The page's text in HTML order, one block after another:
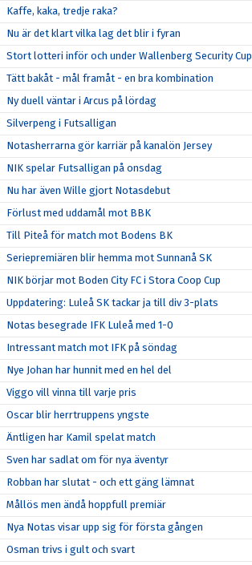
Kaffe, kaka, tredje raka?
Nu är det klart vilka lag det blir i fyran
Stort lotteri inför och under Wallenberg Security Cup
Tätt bakåt - mål framåt - en bra kombination
Ny duell väntar i Arcus på lördag
Silverpeng i Futsalligan
Notasherrarna gör karriär på kanalön Jersey
NIK spelar Futsalligan på onsdag
Nu har även Wille gjort Notasdebut
Förlust med uddamål mot BBK
Till Piteå för match mot Bodens BK
Seriepremiären blir hemma mot Sunnanå SK
NIK börjar mot Boden City FC i Stora Coop Cup
Uppdatering: Luleå SK tackar ja till div 3-plats
Notas besegrade IFK Luleå med 1-0
Intressant match mot IFK på söndag
Nye Johan har hunnit med en hel del
Viggo vill vinna till varje pris
Oscar blir herrtruppens yngste
Äntligen har Kamil spelat match
Sven har sadlat om för nya äventyr
Robban har slutat - och ett gäng lämnat
Mållös men ändå hoppfull premiär
Nya Notas visar upp sig för första gången
Osman trivs i gult och svart